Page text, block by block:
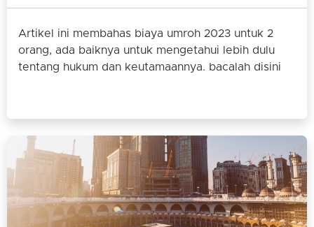
Artikel ini membahas biaya umroh 2023 untuk 2
orang, ada baiknya untuk mengetahui lebih dulu
tentang hukum dan keutamaannya. bacalah disini